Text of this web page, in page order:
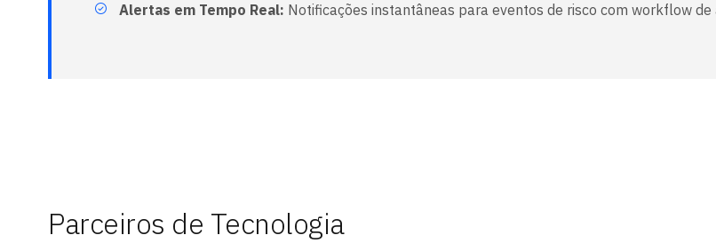
Alertas em Tempo Real: Notificações instantâneas para eventos de risco com workflow
Parceiros de Tecnologia